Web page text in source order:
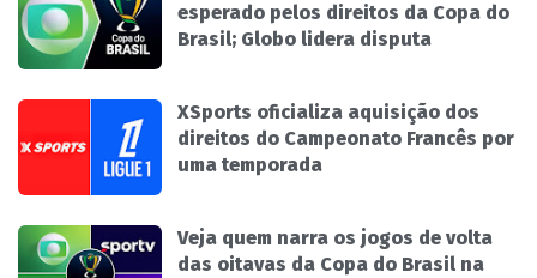
esperado pelos direitos da Copa do
Brasil; Globo lidera disputa
XSports oficializa aquisição dos
direitos do Campeonato Francês por
uma temporada
Veja quem narra os jogos de volta
das oitavas da Copa do Brasil na